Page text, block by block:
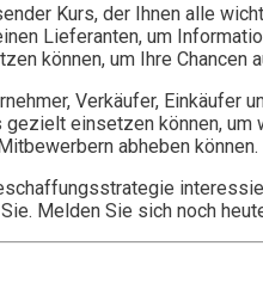
Kurs, der Ihnen alle
Lieferanten, um
können, um Ihre
Verkäufer,
einsetzen können,
abheben können.
Melden Sie sich noch